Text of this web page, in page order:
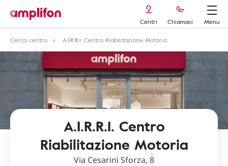
Centri Chiamaci
Menu
Cerca centro
A.I.R.R.I. Centro Riabilitazione Motoria
A.I.R.R.I. Centro
Riabilitazione Motoria
Via Cesarini Sforza, 8